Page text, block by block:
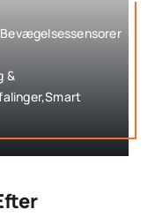
&